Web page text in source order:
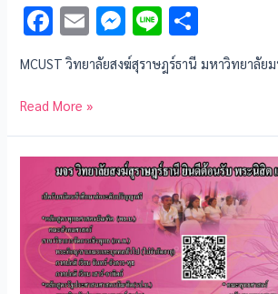
F
ac
e
b
o
o
k
E
m
ai
l
M
es
se
g
er
Li
n
e ar
MCUST วิทยาลัยสงฆ์สุราษฎร์ธานี มหาวิทยาลัย
Read More »